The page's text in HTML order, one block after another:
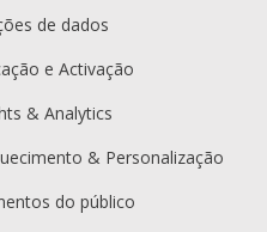
de dados
e Activação
& Analytics
& Personalização
do público